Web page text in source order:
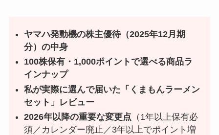
ヤマハ発動機の株主優待（2025年12月期
分）の中身
100株保有・1,000ポイントで選べる商品ラ
インナップ
私が実際に選んで届いた「くまもんラーメン
セット」レビュー
2026年以降の重要な変更点 （1年以上保有必
須／カレンダー廃止／3年以上でポイント増